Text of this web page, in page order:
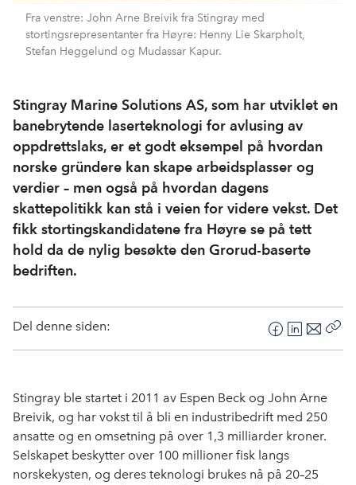
Fra venstre: John Arne Breivik fra Stingray med
stortingsrepresentanter fra Høyre: Henny Lie Skarpholt,
Stefan Heggelund og Mudassar Kapur.
Stingray Marine Solutions AS, som har utviklet en
banebrytende laserteknologi for avlusing av
oppdrettslaks, er et godt eksempel på hvordan
norske gründere kan skape arbeidsplasser og
verdier – men også på hvordan dagens
skattepolitikk kan stå i veien for videre vekst. Det
fikk stortingskandidatene fra Høyre se på tett
hold da de nylig besøkte den Grorud-baserte
bedriften.
Del denne siden:
F
a
e
b
o
o
k
L
i
k
e
d
I
n
E
-
o
s
t
Stingray ble startet i 2011 av Espen Beck og John Arne
Breivik, og har vokst til å bli en industribedrift med 250
ansatte og en omsetning på over 1,3 milliarder kroner.
Selskapet beskytter over 100 millioner fisk langs
norskekysten, og deres teknologi brukes nå på 20–25